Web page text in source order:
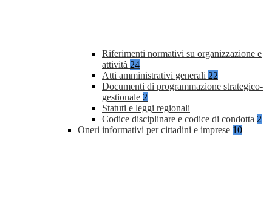
Riferimenti normativi su organizzazione e
attività 24
Atti amministrativi generali 22
Documenti di programmazione strategico-
gestionale 2
Statuti e leggi regionali
Codice disciplinare e codice di condotta 2
Oneri informativi per cittadini e imprese 10